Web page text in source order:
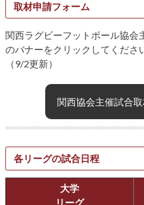
取材申請フォーム
関西ラグビーフットボール協会
のバナーをクリックしてくださ
（9/2更新）
関西協会主催試合
各リーグの試合日程
大学
リーグ